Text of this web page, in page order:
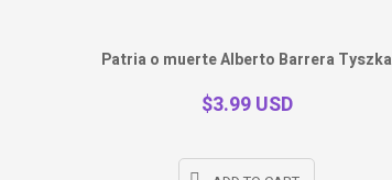
Patria o muerte Alberto Barrera Tyszka
$3.99 USD